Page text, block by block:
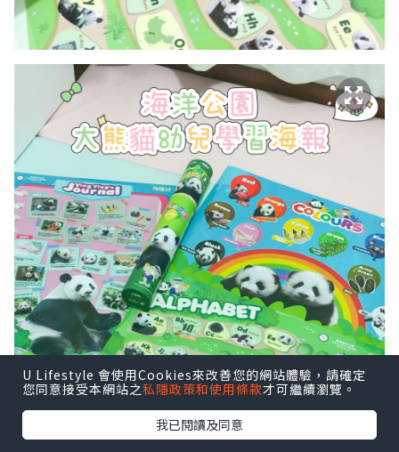
U Lifestyle 會使用Cookies來改善您的網站體驗，請確定
您同意接受本網站之私隱政策和使用條款才可繼續瀏覽。
我已閱讀及同意